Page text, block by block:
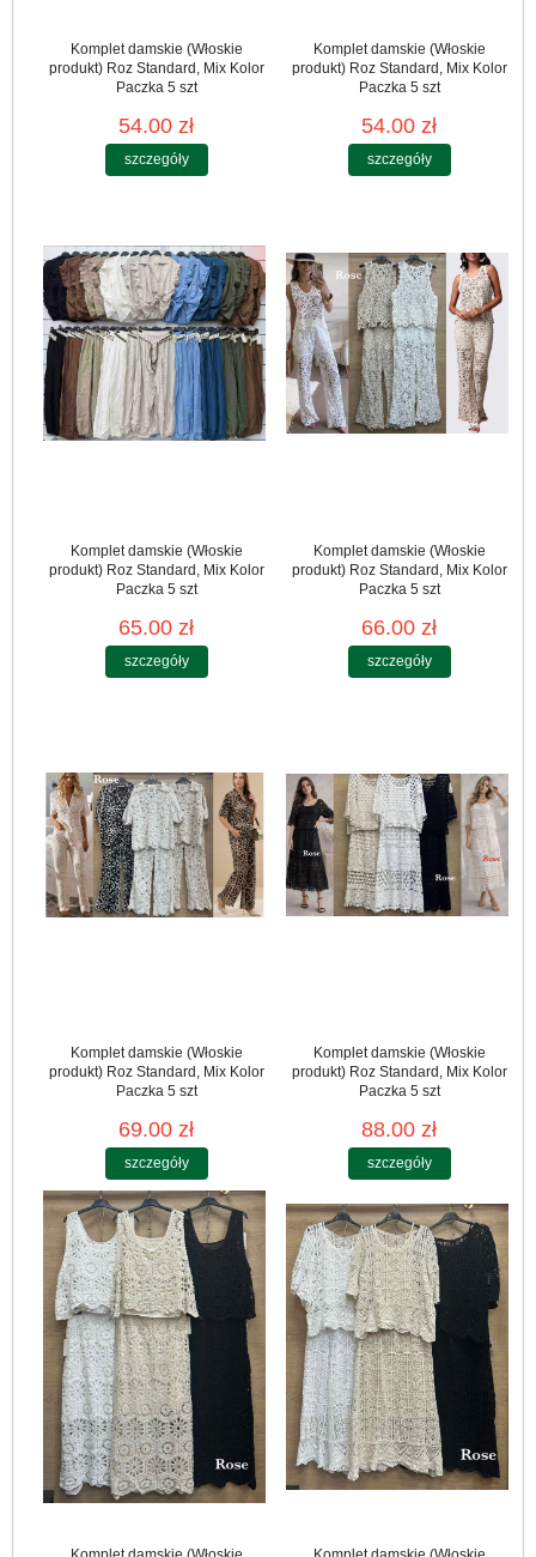
Komplet damskie (Włoskie
produkt) Roz Standard, Mix Kolor
Paczka 5 szt
54.00 zł
szczegóły
Komplet damskie (Włoskie
produkt) Roz Standard, Mix Kolor
Paczka 5 szt
54.00 zł
szczegóły
Komplet damskie (Włoskie
produkt) Roz Standard, Mix Kolor
Paczka 5 szt
65.00 zł
szczegóły
Komplet damskie (Włoskie
produkt) Roz Standard, Mix Kolor
Paczka 5 szt
66.00 zł
szczegóły
Komplet damskie (Włoskie
produkt) Roz Standard, Mix Kolor
Paczka 5 szt
69.00 zł
szczegóły
Komplet damskie (Włoskie
produkt) Roz Standard, Mix Kolor
Paczka 5 szt
88.00 zł
szczegóły